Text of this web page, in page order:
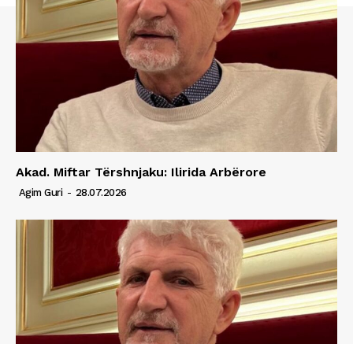
Akad. Miftar Tërshnjaku: Ilirida Arbërore
Agim Guri - 28.07.2026